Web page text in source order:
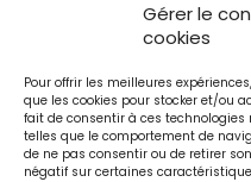
Gérer le
cookies
Pour offrir les meilleures
que les cookies pour stocker et/ou
fait de consentir à ces
telles que le comportement de
de ne pas consentir ou de retirer
négatif sur certaines
Le